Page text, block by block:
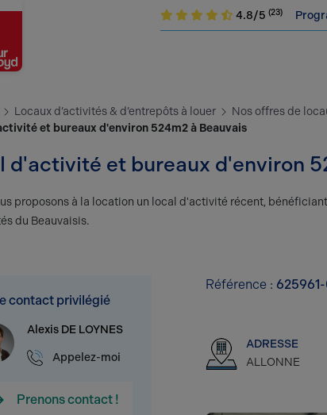
4.8/5 (23)
Locaux d’activités & d’entrepôts à louer
Nos offres de
et bureaux d'environ 524m2 à Beauvais
d'activité et bureaux d'environ
proposons à la location un local d'activité récent,
du Beauvaisis.
contact privilégié
Alexis DE LOYNES
Appelez-moi
Prenons contact !
Référence :
ADRESSE
ALLONNE